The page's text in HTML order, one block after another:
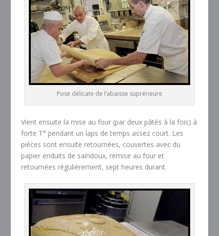
Pose délicate de l’abaisse suprérieure
Vient ensuite la mise au four (par deux pâtés à la fois) à
forte T° pendant un laps de temps assez court. Les
pièces sont ensuite retournées, couvertes avec du
papier enduits de saindoux, remise au four et
retournées régulièrement, sept heures durant.